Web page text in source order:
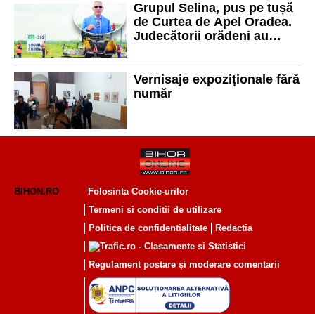
Grupul Selina, pus pe tușă
de Curtea de Apel Oradea.
Judecătorii orădeni au
negativ emis de CNAIR
Vernisaje expoziționale fără
număr
BIHON.RO
Folosinta Cookie-urilor
Termeni si conditii de utilizare
Politica de confidentialitate
Redactia
Regulament postare și moderare comentarii